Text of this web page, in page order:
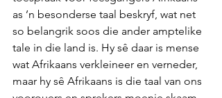
as ’n besonderse taal beskryf, wat net
so belangrik soos die ander amptelike
tale in die land is. Hy sê daar is mense
wat Afrikaans verkleineer en verneder,
maar hy sê Afrikaans is die taal van ons